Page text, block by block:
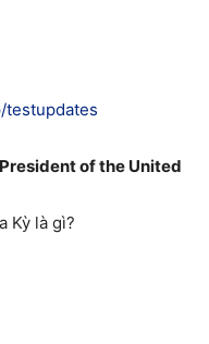
testupdates
of the United
Kỳ là gì?